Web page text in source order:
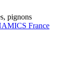
pignons